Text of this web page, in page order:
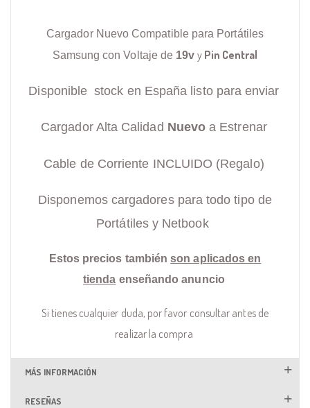
Cargador Nuevo Compatible para Portátiles
Samsung con Voltaje de 19v y Pin Central
Disponible stock en España listo para enviar
Cargador Alta Calidad Nuevo a Estrenar
Cable de Corriente INCLUIDO (Regalo)
Disponemos cargadores para todo tipo de
Portátiles y Netbook
Estos precios también son aplicados en
tienda enseñando anuncio
Si tienes cualquier duda, por favor consultar antes de
realizar la compra
MÁS INFORMACIÓN
RESEÑAS